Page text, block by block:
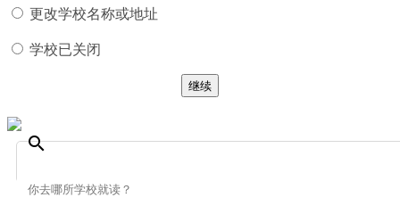
更改学校名称或地址
学校已关闭
继续
search